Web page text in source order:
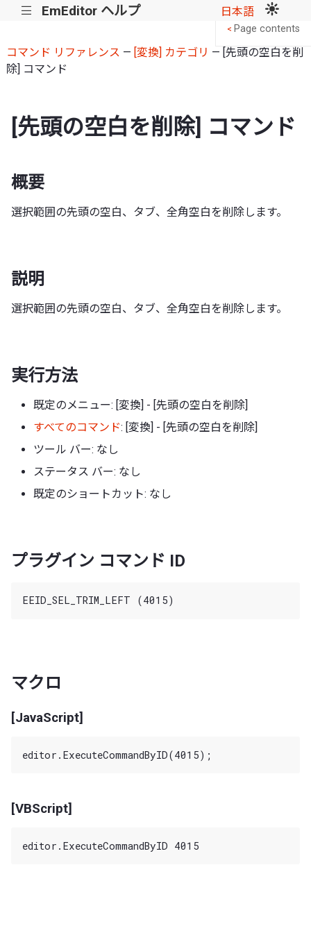
||| EmEditor ヘルプ 日本語
コマンド リファレンス — [変換] カテゴリ — [先頭の空白を削
除] コマンド
[先頭の空白を削除] コマンド
概要
選択範囲の先頭の空白、タブ、全角空白を削除します。
説明
選択範囲の先頭の空白、タブ、全角空白を削除します。
実行方法
既定のメニュー: [変換] - [先頭の空白を削除]
すべてのコマンド: [変換] - [先頭の空白を削除]
ツール バー: なし
ステータス バー: なし
既定のショートカット: なし
プラグイン コマンド ID
マクロ
[JavaScript]
[VBScript]
< Page contents